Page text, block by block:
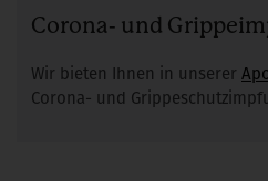
Corona- und
Wir bieten Ihnen in unserer
Corona- und